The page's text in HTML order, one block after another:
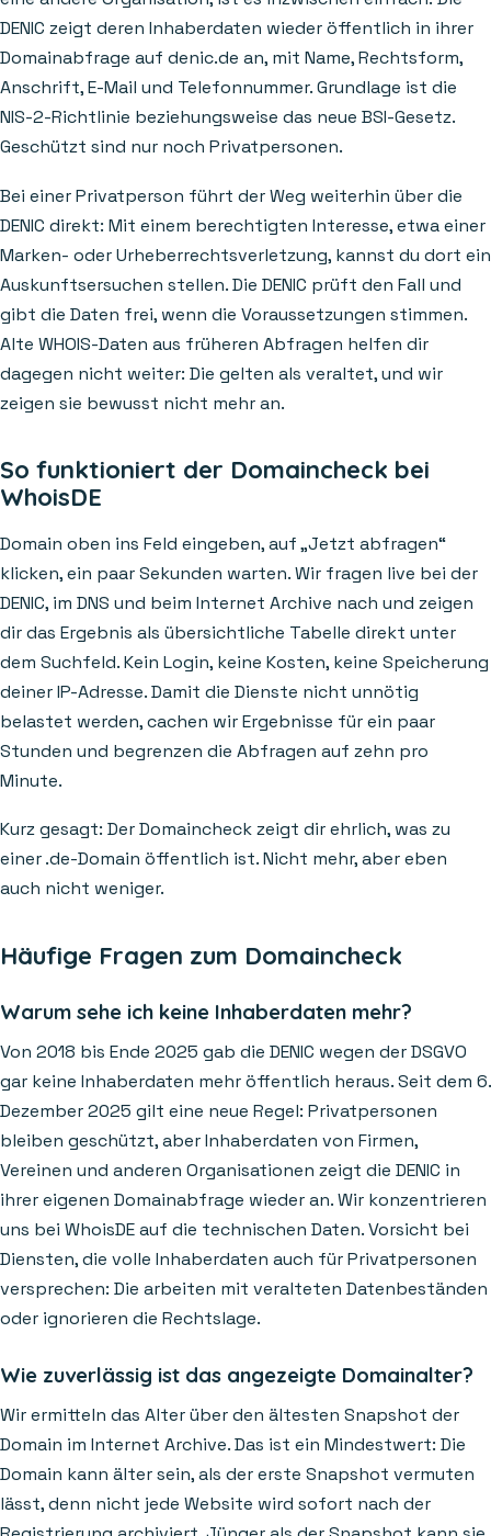
DENIC zeigt deren Inhaberdaten wieder öffentlich in ihrer
Domainabfrage auf denic.de an, mit Name, Rechtsform,
Anschrift, E-Mail und Telefonnummer. Grundlage ist die
NIS-2-Richtlinie beziehungsweise das neue BSI-Gesetz.
Geschützt sind nur noch Privatpersonen.
Bei einer Privatperson führt der Weg weiterhin über die
DENIC direkt: Mit einem berechtigten Interesse, etwa einer
Marken- oder Urheberrechtsverletzung, kannst du dort ein
Auskunftsersuchen stellen. Die DENIC prüft den Fall und
gibt die Daten frei, wenn die Voraussetzungen stimmen.
Alte WHOIS-Daten aus früheren Abfragen helfen dir
dagegen nicht weiter: Die gelten als veraltet, und wir
zeigen sie bewusst nicht mehr an.
So funktioniert der Domaincheck bei
WhoisDE
Domain oben ins Feld eingeben, auf „Jetzt abfragen“
klicken, ein paar Sekunden warten. Wir fragen live bei der
DENIC, im DNS und beim Internet Archive nach und zeigen
dir das Ergebnis als übersichtliche Tabelle direkt unter
dem Suchfeld. Kein Login, keine Kosten, keine Speicherung
deiner IP-Adresse. Damit die Dienste nicht unnötig
belastet werden, cachen wir Ergebnisse für ein paar
Stunden und begrenzen die Abfragen auf zehn pro
Minute.
Kurz gesagt: Der Domaincheck zeigt dir ehrlich, was zu
einer .de-Domain öffentlich ist. Nicht mehr, aber eben
auch nicht weniger.
Häufige Fragen zum Domaincheck
Warum sehe ich keine Inhaberdaten mehr?
Von 2018 bis Ende 2025 gab die DENIC wegen der DSGVO
gar keine Inhaberdaten mehr öffentlich heraus. Seit dem 6.
Dezember 2025 gilt eine neue Regel: Privatpersonen
bleiben geschützt, aber Inhaberdaten von Firmen,
Vereinen und anderen Organisationen zeigt die DENIC in
ihrer eigenen Domainabfrage wieder an. Wir konzentrieren
uns bei WhoisDE auf die technischen Daten. Vorsicht bei
Diensten, die volle Inhaberdaten auch für Privatpersonen
versprechen: Die arbeiten mit veralteten Datenbeständen
oder ignorieren die Rechtslage.
Wie zuverlässig ist das angezeigte Domainalter?
Wir ermitteln das Alter über den ältesten Snapshot der
Domain im Internet Archive. Das ist ein Mindestwert: Die
Domain kann älter sein, als der erste Snapshot vermuten
lässt, denn nicht jede Website wird sofort nach der